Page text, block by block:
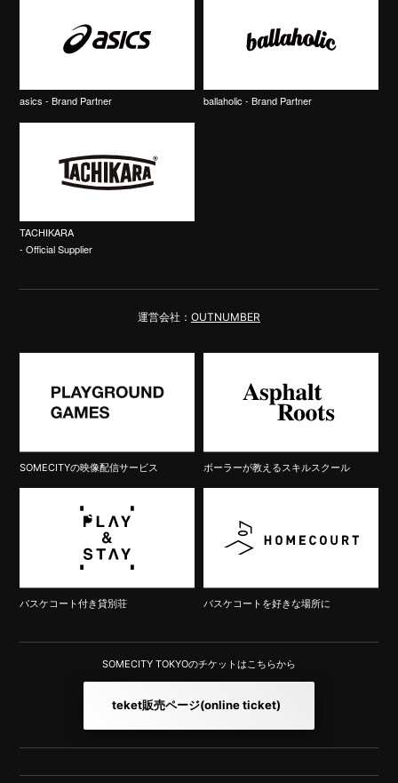
asics - Brand Partner ballaholic - Brand Partner
TACHIKARA
- Official Supplier
運営会社： OUTNUMBER
SOMECITYの映像配信サービス ボーラーが教えるスキルスクール
バスケコート付き貸別荘 バスケコートを好きな場所に
SOMECITY TOKYOのチケットはこちらから
teket販売ページ(online ticket)